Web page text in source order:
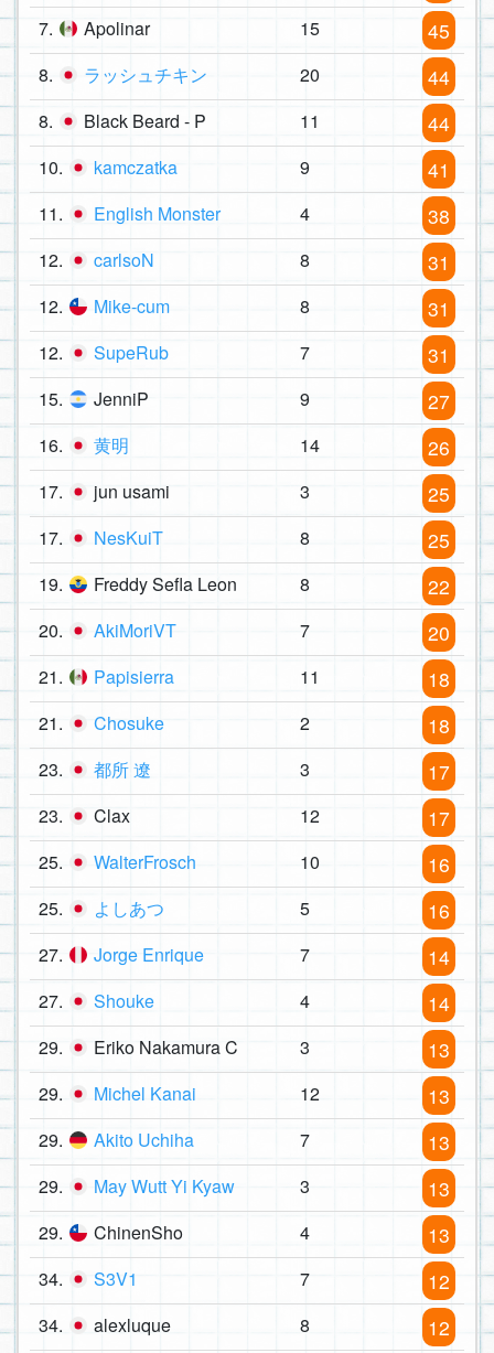
7. Apolinar 15 45
8. ラッシュチキン 20 44
8. Black Beard - P 11 44
10. kamczatka 9 41
11. English Monster 4 38
12. carlsoN 8 31
12. Mike-cum 8 31
12. SupeRub 7 31
15. JenniP 9 27
16. 黄明 14 26
17. jun usami 3 25
17. NesKuiT 8 25
19. Freddy Sefla Leon 8 22
20. AkiMoriVT 7 20
21. Papisierra 11 18
21. Chosuke 2 18
23. 都所 遼 3 17
23. Clax 12 17
25. WalterFrosch 10 16
25. よしあつ 5 16
27. Jorge Enrique 7 14
27. Shouke 4 14
29. Eriko Nakamura C 3 13
29. Michel Kanai 12 13
29. Akito Uchiha 7 13
29. May Wutt Yi Kyaw 3 13
29. ChinenSho 4 13
34. S3V1 7 12
34. alexluque 8 12